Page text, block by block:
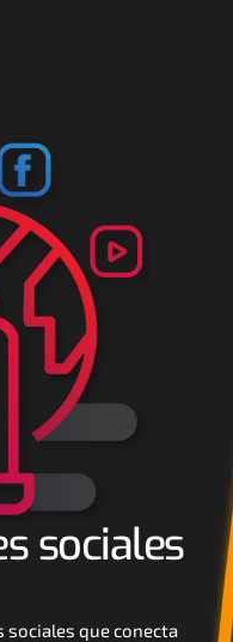
sociales
sociales que conecta